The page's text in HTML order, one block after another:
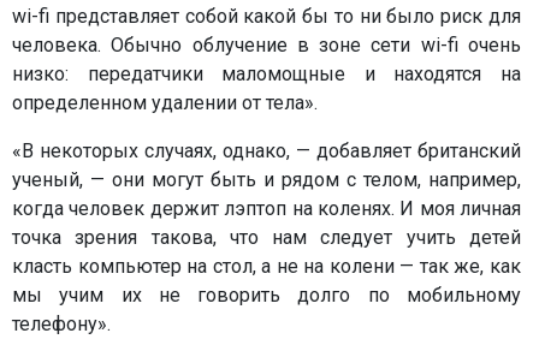
wi-fi представляет собой какой бы то ни было риск для
человека. Обычно облучение в зоне сети wi-fi очень
низко: передатчики маломощные и находятся на
определенном удалении от тела».
«В некоторых случаях, однако, — добавляет британский
ученый, — они могут быть и рядом с телом, например,
когда человек держит лэптоп на коленях. И моя личная
точка зрения такова, что нам следует учить детей
класть компьютер на стол, а не на колени — так же, как
мы учим их не говорить долго по мобильному
телефону».